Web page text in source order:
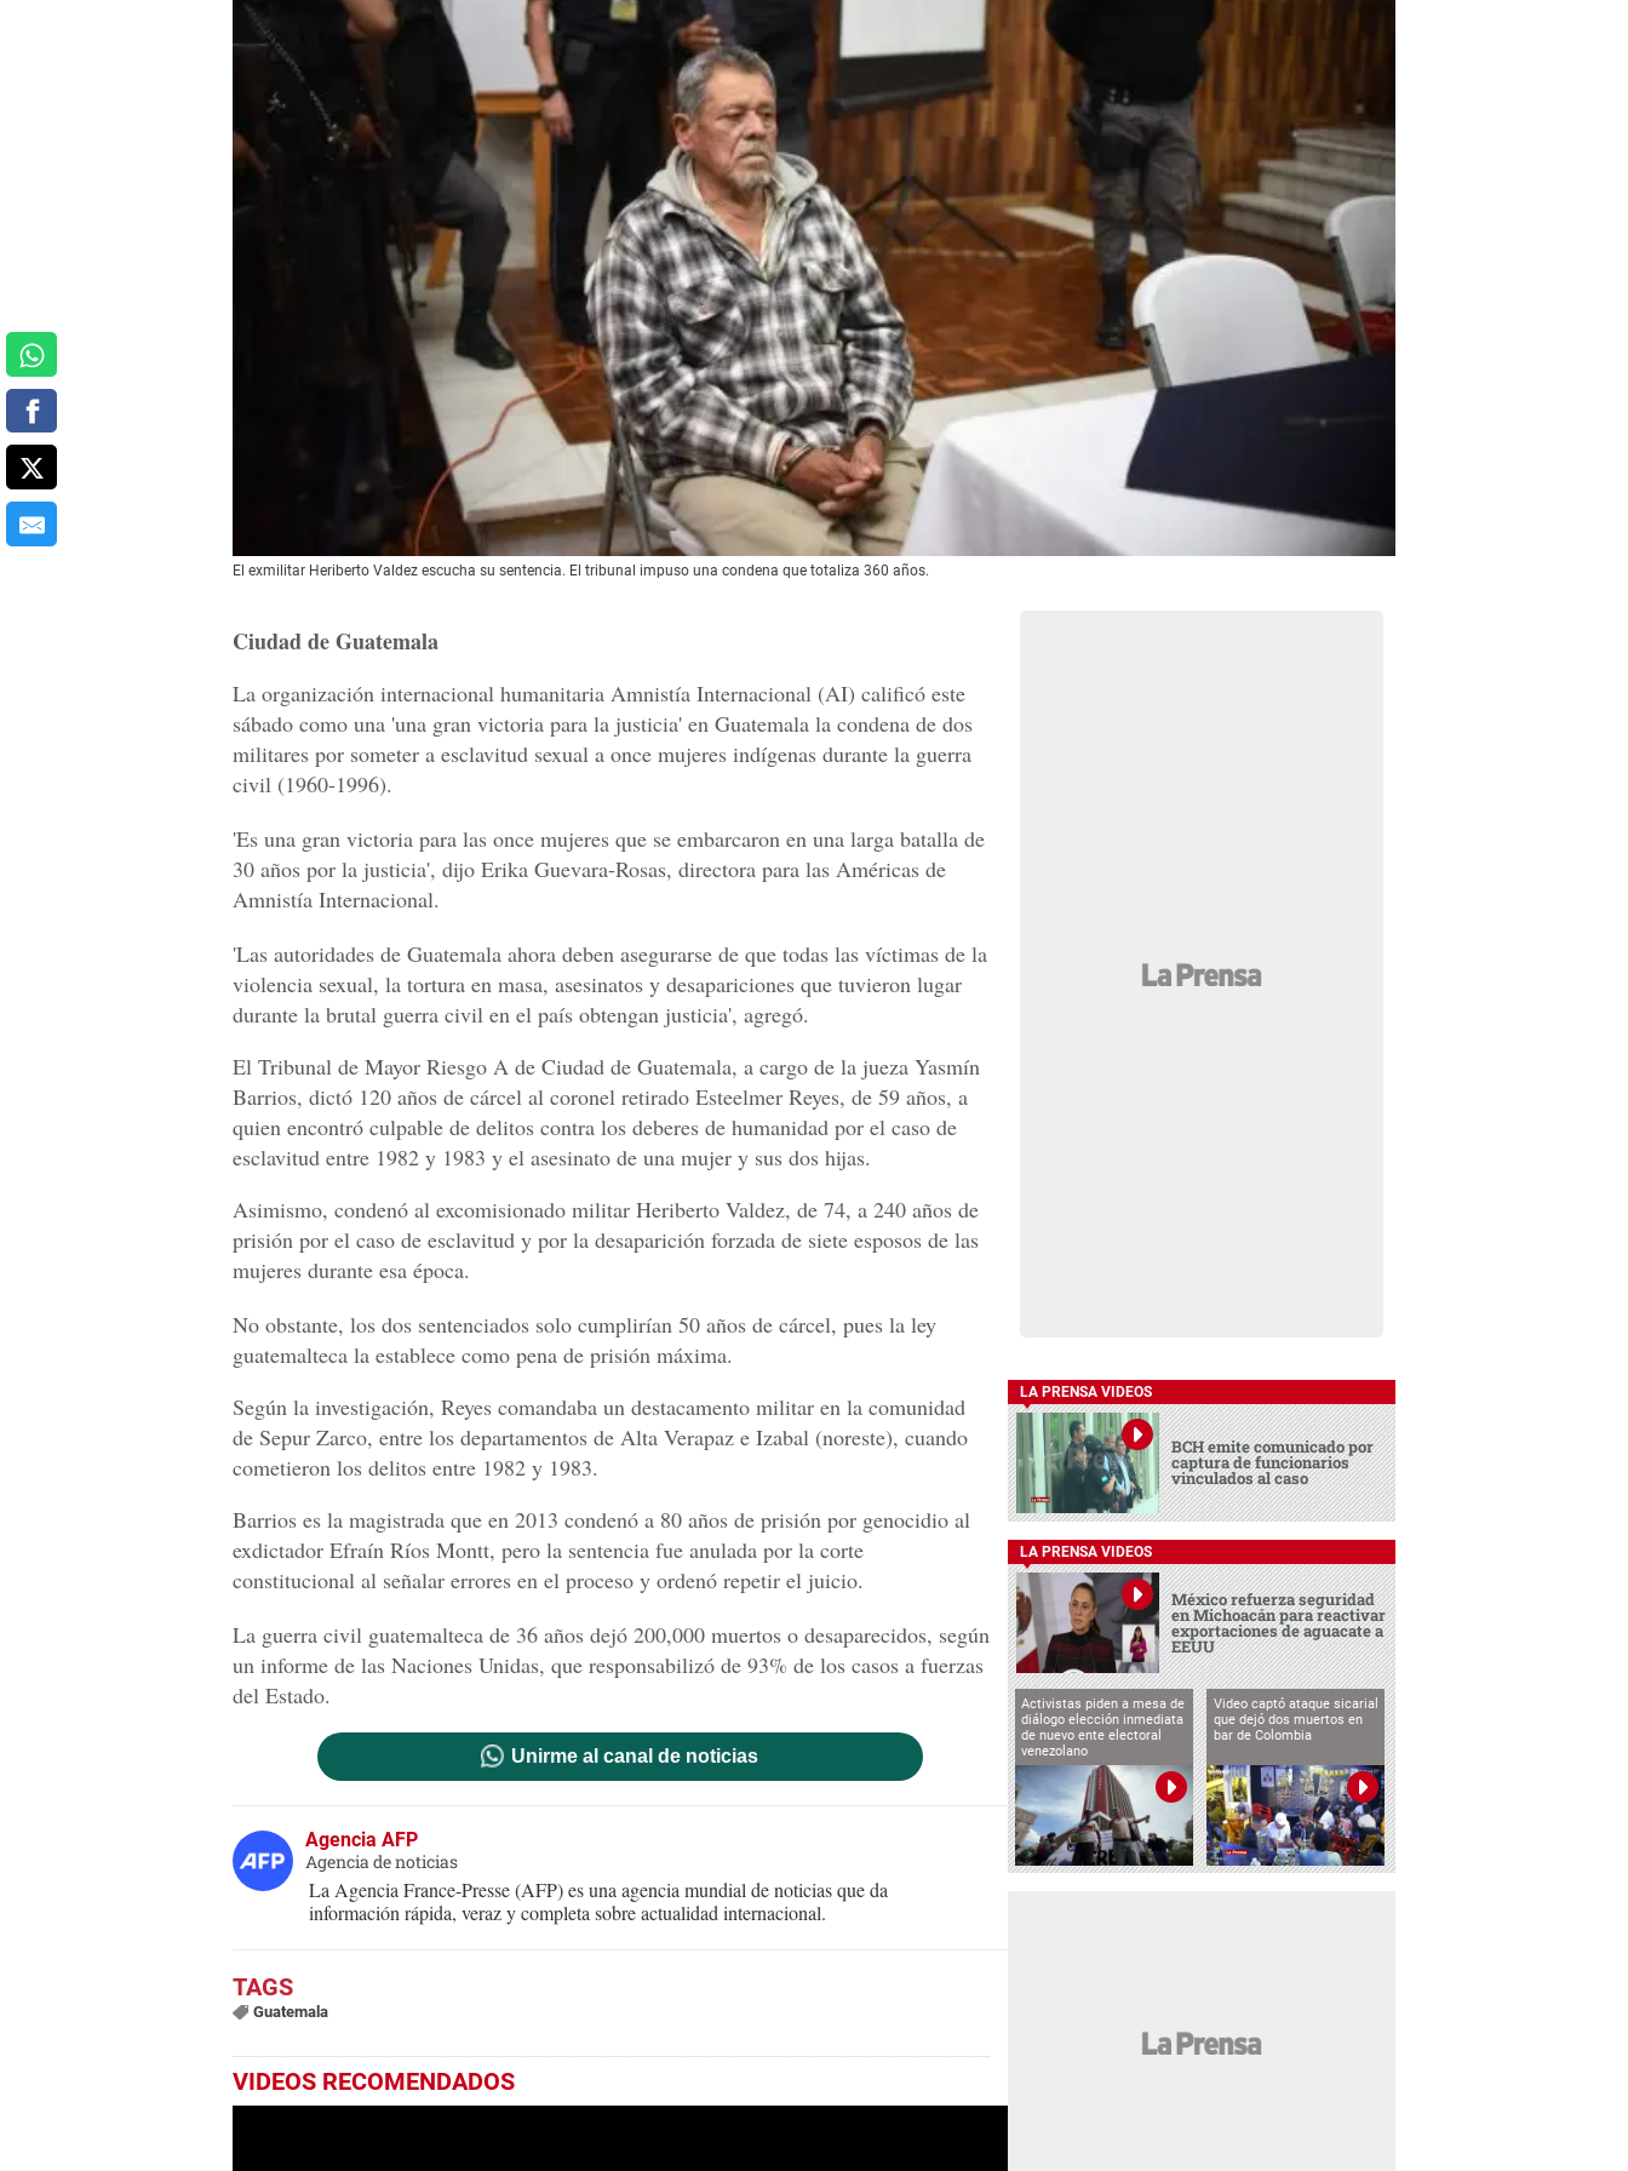
El exmilitar Heriberto Valdez escucha su sentencia. El tribunal impuso una condena que totaliza 360 años.
Ciudad de Guatemala
La organización internacional humanitaria Amnistía Internacional (AI) calificó este
sábado como una 'una gran victoria para la justicia' en Guatemala la condena de dos
militares por someter a esclavitud sexual a once mujeres indígenas durante la guerra
civil (1960-1996).
'Es una gran victoria para las once mujeres que se embarcaron en una larga batalla de
30 años por la justicia', dijo Erika Guevara-Rosas, directora para las Américas de
Amnistía Internacional.
'Las autoridades de Guatemala ahora deben asegurarse de que todas las víctimas de la
violencia sexual, la tortura en masa, asesinatos y desapariciones que tuvieron lugar
durante la brutal guerra civil en el país obtengan justicia', agregó.
El Tribunal de Mayor Riesgo A de Ciudad de Guatemala, a cargo de la jueza Yasmín
Barrios, dictó 120 años de cárcel al coronel retirado Esteelmer Reyes, de 59 años, a
quien encontró culpable de delitos contra los deberes de humanidad por el caso de
esclavitud entre 1982 y 1983 y el asesinato de una mujer y sus dos hijas.
Asimismo, condenó al excomisionado militar Heriberto Valdez, de 74, a 240 años de
prisión por el caso de esclavitud y por la desaparición forzada de siete esposos de las
mujeres durante esa época.
No obstante, los dos sentenciados solo cumplirían 50 años de cárcel, pues la ley
guatemalteca la establece como pena de prisión máxima.
Según la investigación, Reyes comandaba un destacamento militar en la comunidad
de Sepur Zarco, entre los departamentos de Alta Verapaz e Izabal (noreste), cuando
cometieron los delitos entre 1982 y 1983.
Barrios es la magistrada que en 2013 condenó a 80 años de prisión por genocidio al
exdictador Efraín Ríos Montt, pero la sentencia fue anulada por la corte
constitucional al señalar errores en el proceso y ordenó repetir el juicio.
La guerra civil guatemalteca de 36 años dejó 200,000 muertos o desaparecidos, según
un informe de las Naciones Unidas, que responsabilizó de 93% de los casos a fuerzas
del Estado.
Unirme al canal de noticias
Agencia AFP
Agencia de noticias
La Agencia France-Presse (AFP) es una agencia mundial de noticias que da
información rápida, veraz y completa sobre actualidad internacional.
Guatemala
VIDEOS RECOMENDADOS
LA PRENSA VIDEOS
BCH emite comunicado por
captura de funcionarios
vinculados al caso
LA PRENSA VIDEOS
México refuerza seguridad
en Michoacán para reactivar
exportaciones de aguacate a
EEUU
Activistas piden a mesa de
diálogo elección inmediata
de nuevo ente electoral
venezolano
Video captó ataque sicarial
que dejó dos muertos en
bar de Colombia